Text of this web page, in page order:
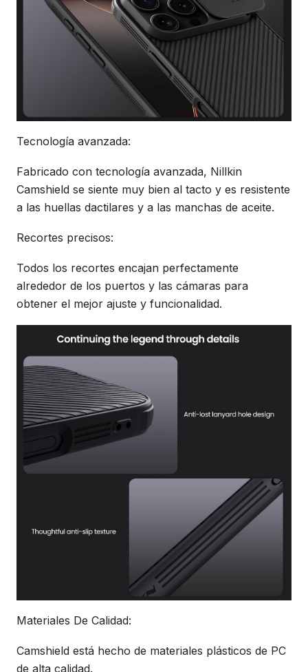
Tecnología avanzada:
Fabricado con tecnología avanzada, Nillkin
Camshield se siente muy bien al tacto y es resistente
a las huellas dactilares y a las manchas de aceite.
Recortes precisos:
Todos los recortes encajan perfectamente
alrededor de los puertos y las cámaras para
obtener el mejor ajuste y funcionalidad.
Materiales De Calidad:
Camshield está hecho de materiales plásticos de PC
de alta calidad.